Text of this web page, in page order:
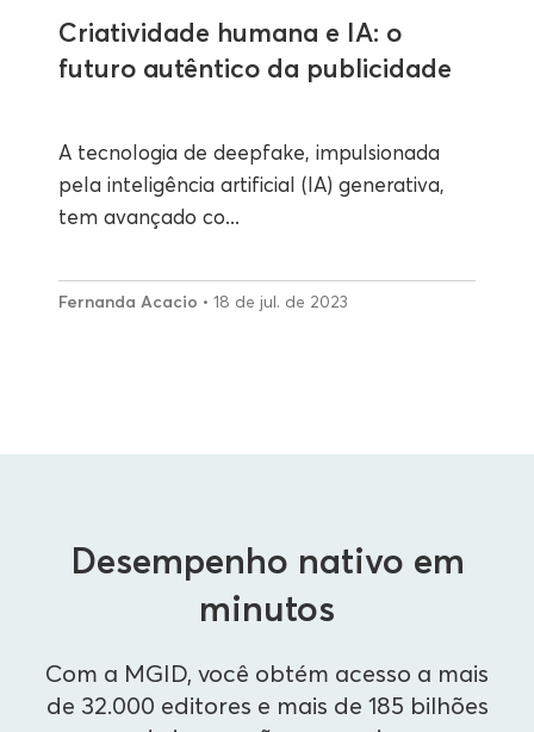
Criatividade humana e IA: o
futuro autêntico da publicidade
A tecnologia de deepfake, impulsionada
pela inteligência artificial (IA) generativa,
tem avançado co...
Fernanda Acacio • 18 de jul. de 2023
Desempenho nativo em
minutos
Com a MGID, você obtém acesso a mais
de 32.000 editores e mais de 185 bilhões